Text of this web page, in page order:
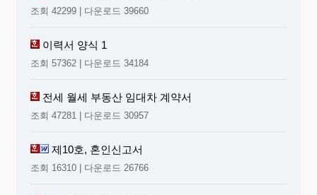
조회 42299 | 다운로드 39660
이력서 양식 1
조회 57362 | 다운로드 34184
전세 월세 부동산 임대차 계약서
조회 47281 | 다운로드 30957
제10호, 혼인신고서
조회 16310 | 다운로드 26766